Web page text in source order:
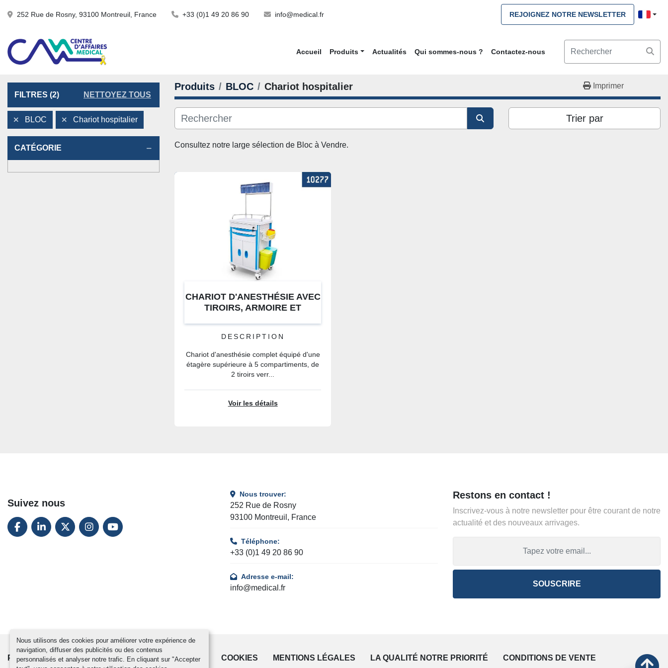
Nous utilisons des cookies pour améliorer votre expérience de
navigation, diffuser des publicités ou des contenus
personnalisés et analyser notre trafic. En cliquant sur "Accepter
252 Rue de Rosny, 93100 Montreuil, France +33 (0)1 49 20 86 90 info@medical.fr REJOIGNEZ NOTRE NEWSLETTER
Accueil Produits Actualités Qui sommes-nous ? Contactez-nous
FILTRES (2) NETTOYEZ TOUS
BLOC Chariot hospitalier
CATÉGORIE
Produits BLOC Chariot hospitalier Imprimer
Trier par
Consultez notre large sélection de Bloc à Vendre.
CHARIOT D'ANESTHÉSIE AVEC
TIROIRS, ARMOIRE ET
DESCRIPTION
Chariot d'anesthésie complet équipé d'une
étagère supérieure à 5 compartiments, de
2 tiroirs verr...
Voir les détails
Suivez nous
FACEBOOK
LINKEDINTWITTERINSTAGRAM
YOUTUBE
Nous trouver:
252 Rue de Rosny
93100 Montreuil, France
Téléphone:
+33 (0)1 49 20 86 90
Adresse e-mail:
info@medical.fr
Restons en contact !
Inscrivez-vous à notre newsletter pour être courant de notre
actualité et des nouveaux arrivages.
SOUSCRIRE
PRODUITS ACTUALITÉS CONTACTEZ-NOUS COOKIES MENTIONS LÉGALES LA QUALITÉ NOTRE PRIORITÉ CONDITIONS DE VENTE